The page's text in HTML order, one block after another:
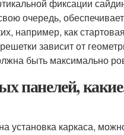
фиксации
очередь,
например, как
зависит от
быть максимально
панелей,
установка каркаса,